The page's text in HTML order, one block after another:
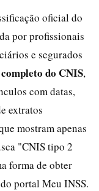
oficial do
por profissionais
e segurados
do CNIS,
com datas,
extratos
mostram apenas
"CNIS tipo 2
forma de obter
portal Meu INSS.